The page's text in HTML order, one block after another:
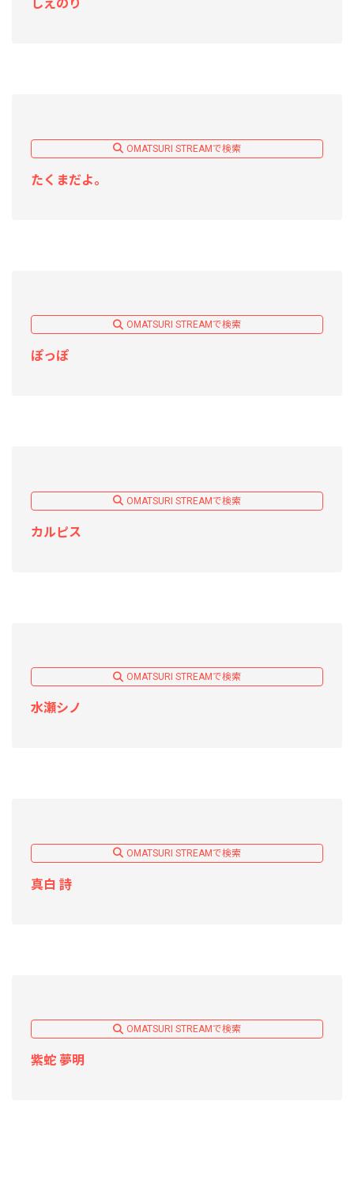
しえのり
OMATSURI STREAMで検索
たくまだよ。
OMATSURI STREAMで検索
ぽっぽ
OMATSURI STREAMで検索
カルピス
OMATSURI STREAMで検索
水瀬シノ
OMATSURI STREAMで検索
真白 詩
OMATSURI STREAMで検索
紫蛇 夢明